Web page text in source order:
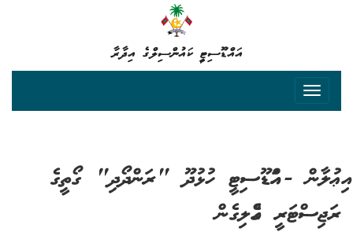
އައްޑޫސިޓީ ކައުންސިލްގެ އިދާރާ
އިޢުލާން - އައްޑޫސިޓީ ހުޅުދޫ "ރަންދޯދި" ގޯތީގެ
ރަޖިސްޓަރީ ގެއްލިގެން